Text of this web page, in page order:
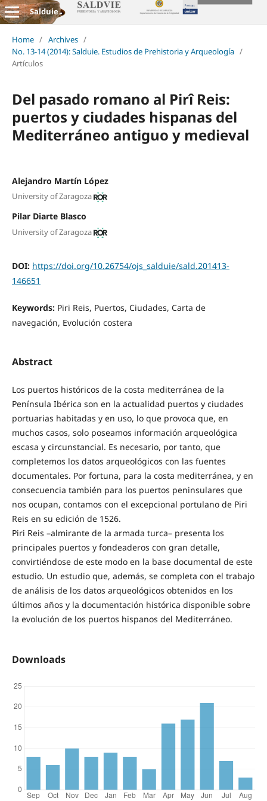
Salduie
Home / Archives /
No. 13-14 (2014): Salduie. Estudios de Prehistoria y Arqueología /
Artículos
Del pasado romano al Pirî Reis:
puertos y ciudades hispanas del
Mediterráneo antiguo y medieval
Alejandro Martín López
University of Zaragoza
Pilar Diarte Blasco
University of Zaragoza
DOI: https://doi.org/10.26754/ojs_salduie/sald.201413-
146651
Keywords: Piri Reis, Puertos, Ciudades, Carta de
navegación, Evolución costera
Abstract
Los puertos históricos de la costa mediterránea de la
Península Ibérica son en la actualidad puertos y ciudades
portuarias habitadas y en uso, lo que provoca que, en
muchos casos, solo poseamos información arqueológica
escasa y circunstancial. Es necesario, por tanto, que
completemos los datos arqueológicos con las fuentes
documentales. Por fortuna, para la costa mediterránea, y en
consecuencia también para los puertos peninsulares que
nos ocupan, contamos con el excepcional portulano de Piri
Reis en su edición de 1526.
Piri Reis –almirante de la armada turca– presenta los
principales puertos y fondeaderos con gran detalle,
convirtiéndose de este modo en la base documental de este
estudio. Un estudio que, además, se completa con el trabajo
de análisis de los datos arqueológicos obtenidos en los
últimos años y la documentación histórica disponible sobre
la evolución de los puertos hispanos del Mediterráneo.
Downloads